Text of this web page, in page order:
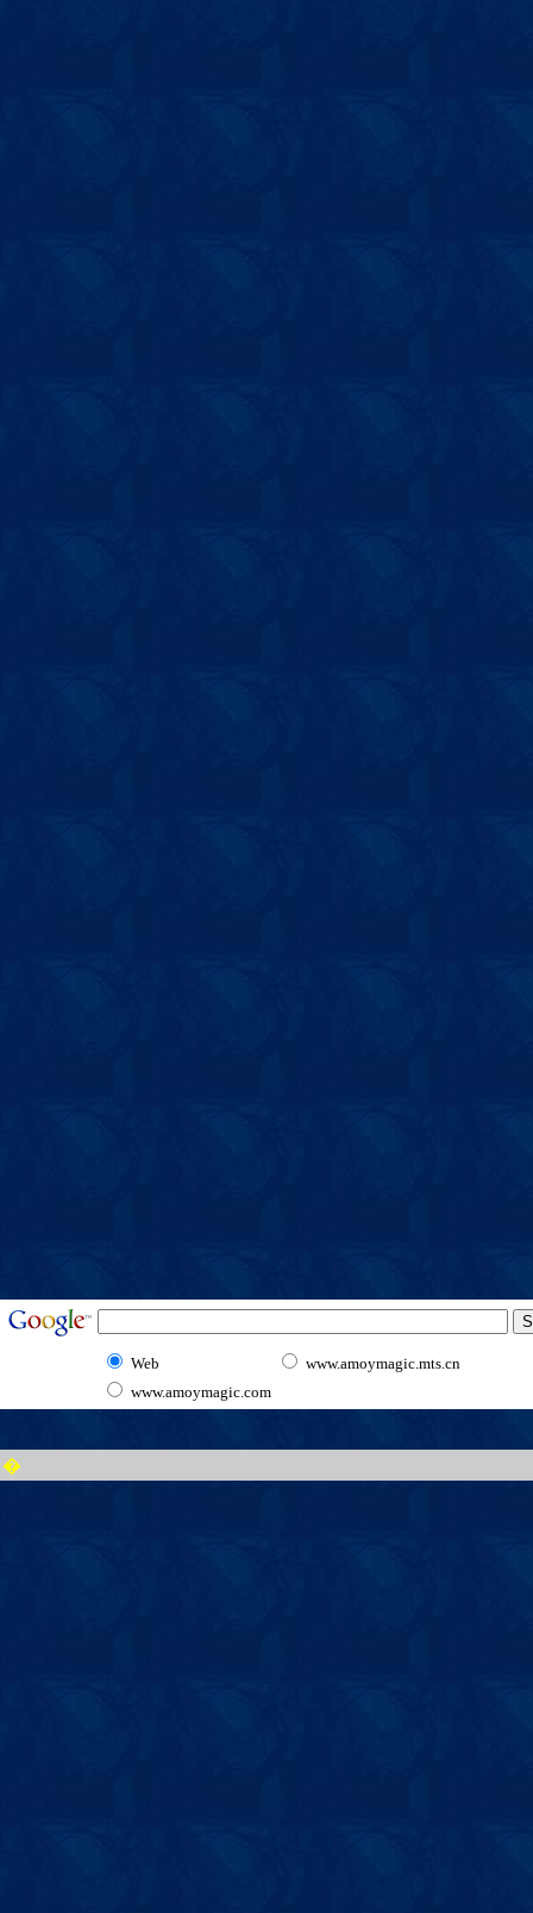
Web
www.amoymagic.mts.cn
www.amoymagic.com
�